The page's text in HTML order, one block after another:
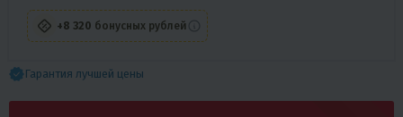
Гарантия лучшей цены
+8 320 бонусных рублей